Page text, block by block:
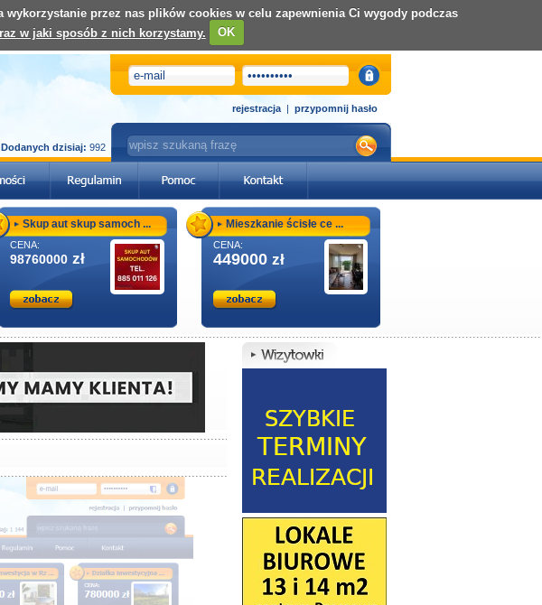
rejestracja | przypomnij hasło
Dodanych dzisiaj: 992
Skup aut skup samoch ...
CENA:
98760000 zł
Mieszkanie ścisłe ce ...
CENA:
449000 zł
przez nas plików cookies w celu zapewnienia Ci wygody podczas
w jaki sposób z nich korzystamy. OK